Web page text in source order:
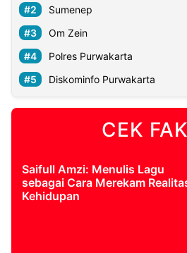
Sumenep
Om Zein
Polres Purwakarta
Diskominfo Purwakarta
CEK
Saifull Amzi: Menulis Lagu
sebagai Cara Merekam
Kehidupan